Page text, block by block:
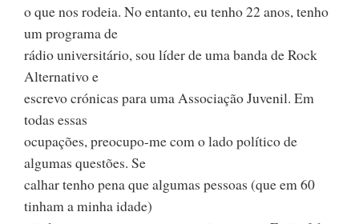
o que nos rodeia. No entanto, eu tenho 22 anos, tenho
um programa de
rádio universitário, sou líder de uma banda de Rock
Alternativo e
escrevo crónicas para uma Associação Juvenil. Em
todas essas
ocupações, preocupo-me com o lado político de
algumas questões. Se
calhar tenho pena que algumas pessoas (que em 60
tinham a minha idade)